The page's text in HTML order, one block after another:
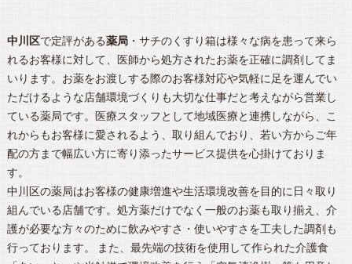
中川区で定評がある薬局・サチのくすり箱は様々な病を患って来ら
れるお客様に対して、医師から処方されたお薬を正確に調剤してま
いります。お薬をお渡しする際のお客様対応や気軽に足を運んでい
ただけるような店舗環境づくりも大切な仕事だと考えながら営業し
ている薬局です。医療スタッフとして地域医療と連携しながら、こ
れからもお客様に愛されるよう、取り組んでおり、若い方からご年
配の方まで幅広い方に寄り添ったサービス提供を心掛けておりま
す。
中川区の薬局はお客様の健康増進や生活環境改善を目的に日々取り
組んでいる店舗です。処方薬だけでなく一般のお薬も取り揃え、介
護が必要な方々のために飲みやすさ・使いやすさを工夫した調剤も
行っております。 また、最先端の技術を使用して作られた介護食